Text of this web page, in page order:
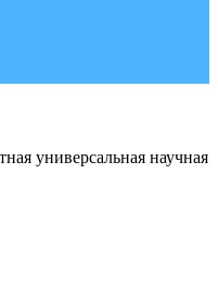
универсальная научная